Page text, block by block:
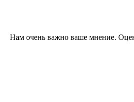
Нам очень важно ваше мнение.